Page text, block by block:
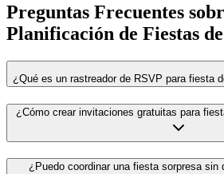
Preguntas Frecuentes
Planificación de Fiestas
¿Qué es un rastreador de RSVP para fiesta
¿Cómo crear invitaciones gratuitas para
¿Puedo coordinar una fiesta sorpresa sin